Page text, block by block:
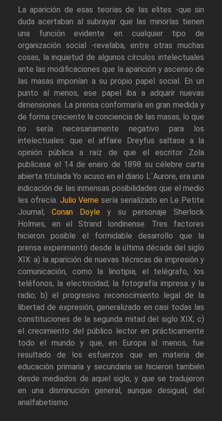
La aparición de esas teorías de las elites -que sin
duda acertaban al subrayar que las minorías tienen
una función evidente en cualquier tipo de
organización social -revelaba, entre otras muchas
cosas, la inquietud de algunos círculos intelectuales
ante las modificaciones que la aparición y ascenso de
las masas imponían a su propio papel social. En un
punto al menos, ese papel iba a adquirir nuevas
dimensiones. La prensa conformaría en gran medida y
de forma creciente la conciencia de las masas, lo que
no sería necesariamente negativo para los
intelectuales: que el affaire Dreyfus saltase a la
opinión pública a raíz de que el escritor Zola
publicase el 14 de enero de 1898 su célebre carta
abierta titulada Yo acuso en el diario L´Aurore, era una
indicación de las inmensas posibilidades que el medio
les ofrecía. Julio Verne sería serializado en Le Petite
Journal; Conan Doyle y su personaje Sherlock
Holmes, en el Strand londinense. Tres factores
hicieron posible el formidable desarrollo que la
prensa experimentó desde la última década del siglo
XIX: a) la aparición de nuevas técnicas de impresión y
comunicación, como la linotipia, el telégrafo, los
teléfonos, la electricidad, la fotografía impresa y la
radio; b) el progresivo reconocimiento legal de la
libertad de expresión, generalizado en casi todas las
constituciones de la segunda mitad del siglo XIX; c)
el crecimiento del público lector en prácticamente
todo el mundo y que, en Europa al menos, fue
resultado de los esfuerzos que en materia de
educación primaria y secundaria se hicieron también
desde mediados de aquel siglo, y que se tradujeron
en una disminución general, aunque desigual, del
analfabetismo.